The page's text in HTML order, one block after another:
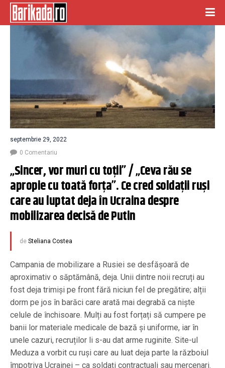
septembrie 29, 2022
0 Comentariu
„Sincer, vor muri cu toții” / „Ceva rău se
apropie cu toată forța”. Ce cred soldații ruși
care au luptat deja în Ucraina despre
mobilizarea decisă de Putin
de Steliana Costea
Campania de mobilizare a Rusiei se desfășoară de
aproximativ o săptămână, deja. Unii dintre noii recruți au
fost deja trimiși pe front fără niciun fel de pregătire; alții
dorm pe jos în barăci care arată mai degrabă ca niște
celule de închisoare. Mulți au fost forțați să cumpere pe
banii lor materiale medicale de bază și uniforme, iar în
unele cazuri, recruților li s-au dat arme ruginite. Site-ul
Meduza a vorbit cu ruși care au luat deja parte la războiul
împotriva Ucrainei – ca soldați contractuali sau mercenari.